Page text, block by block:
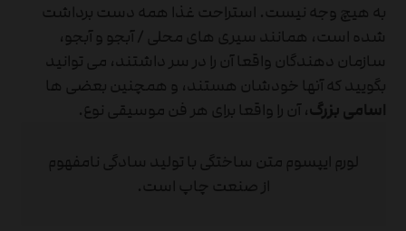
به هیچ وجه نیست. استراحت غذا همه دست برداشت
شده است، همانند سیری های محلی / آبجو و آبجو،
سازمان دهندگان واقعا آن را در سر داشتند، می توانید
بگویید که آنها خودشان هستند، و همچنین بعضی ها
اسامی بزرگ، آن را واقعا برای هر فن موسیقی نوع.